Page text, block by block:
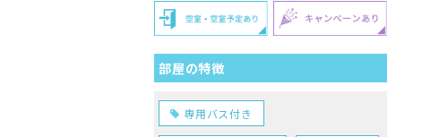
部屋の特徴
専用バス付き